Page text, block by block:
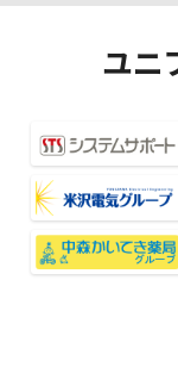
ユニ